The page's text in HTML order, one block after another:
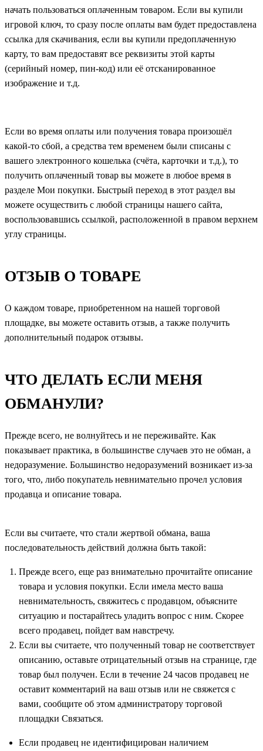
начать пользоваться оплаченным товаром. Если вы купили
игровой ключ, то сразу после оплаты вам будет предоставлена
ссылка для скачивания, если вы купили предоплаченную
карту, то вам предоставят все реквизиты этой карты
(серийный номер, пин-код) или её отсканированное
изображение и т.д.
Если во время оплаты или получения товара произошёл
какой-то сбой, а средства тем временем были списаны с
вашего электронного кошелька (счёта, карточки и т.д.), то
получить оплаченный товар вы можете в любое время в
разделе Мои покупки. Быстрый переход в этот раздел вы
можете осуществить с любой страницы нашего сайта,
воспользовавшись ссылкой, расположенной в правом верхнем
углу страницы.
ОТЗЫВ О ТОВАРЕ
О каждом товаре, приобретенном на нашей торговой
площадке, вы можете оставить отзыв, а также получить
дополнительный подарок отзывы.
ЧТО ДЕЛАТЬ ЕСЛИ МЕНЯ
ОБМАНУЛИ?
Прежде всего, не волнуйтесь и не переживайте. Как
показывает практика, в большинстве случаев это не обман, а
недоразумение. Большинство недоразумений возникает из-за
того, что, либо покупатель невнимательно прочел условия
продавца и описание товара.
Если вы считаете, что стали жертвой обмана, ваша
последовательность действий должна быть такой:
Прежде всего, еще раз внимательно прочитайте описание
товара и условия покупки. Если имела место ваша
невнимательность, свяжитесь с продавцом, объясните
ситуацию и постарайтесь уладить вопрос с ним. Скорее
всего продавец, пойдет вам навстречу.
Если вы считаете, что полученный товар не соответствует
описанию, оставьте отрицательный отзыв на странице, где
товар был получен. Если в течение 24 часов продавец не
оставит комментарий на ваш отзыв или не свяжется с
вами, сообщите об этом администратору торговой
площадки Связаться.
Если продавец не идентифицирован наличием